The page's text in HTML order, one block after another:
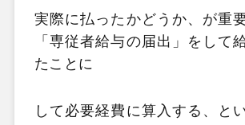
実際に払ったかどうか、が重
「専従者給与の届出」をして
たことに
して必要経費に算入する、と